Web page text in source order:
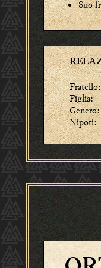
Suo
Fratello:
Figlia:
Genero:
Nipoti: